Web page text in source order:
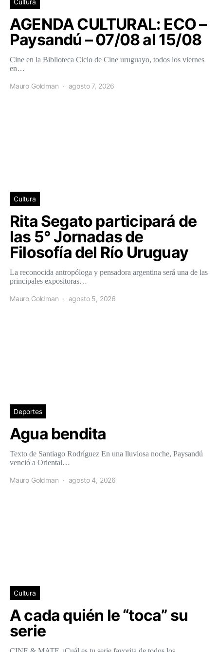
Cultura
AGENDA CULTURAL: ECO –
Paysandú – 07/08 al 15/08
Cine en la Biblioteca Ciclo de Cine uruguayo, todos los viernes
en…
Mauro Goldman agosto 7, 2026
Cultura
Rita Segato participará de
las 5° Jornadas de
Filosofía del Río Uruguay
La reconocida antropóloga y pensadora argentina será una de las
principales expositoras…
Mauro Goldman agosto 5, 2026
Deportes
Agua bendita
Texto de Santiago Rodríguez En una lluviosa noche, Paysandú
venció a Oriental…
Mauro Goldman agosto 4, 2026
Cultura
A cada quién le “toca” su
serie